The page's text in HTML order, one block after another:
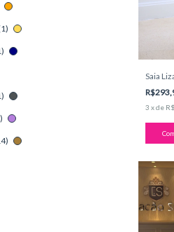
Saia
3 xde